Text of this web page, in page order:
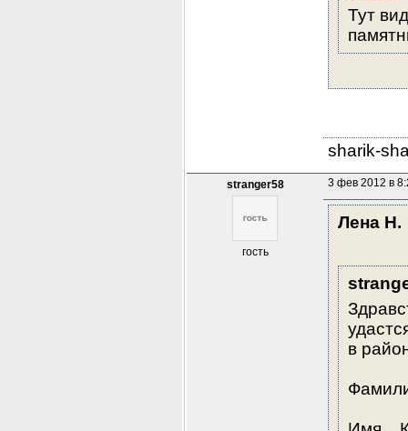
Тут
sharik-
stranger58
гость
3 фев 2012 в
Лена Н.
в